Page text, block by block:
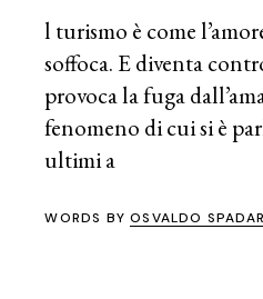
l turismo è come
soffoca. E diventa
provoca la fuga
fenomeno di cui si è
ultimi a
WORDS BYOSVALDO